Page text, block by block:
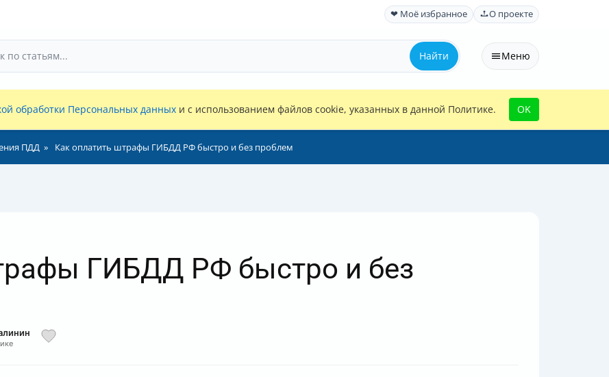
❤ Моё избранное О проекте
Найти Меню
обработки Персональных данных и с использованием файлов cookie, указанных в данной Политике. OK
ПДД Как оплатить штрафы ГИБДД РФ быстро и без проблем
ГИБДД РФ быстро и без